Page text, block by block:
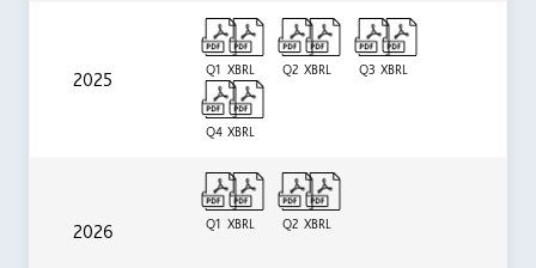
2025 Q1 XBRL Q2 XBRL Q3 XBRL
Q4 XBRL
2026 Q1 XBRL Q2 XBRL